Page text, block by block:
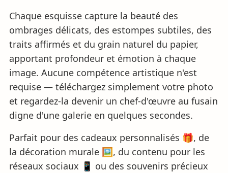
Chaque esquisse capture la beauté des
ombrages délicats, des estompes subtiles, des
traits affirmés et du grain naturel du papier,
apportant profondeur et émotion à chaque
image. Aucune compétence artistique n'est
requise — téléchargez simplement votre photo
et regardez-la devenir un chef-d'œuvre au fusain
digne d'une galerie en quelques secondes.
Parfait pour des cadeaux personnalisés 🎁, de
la décoration murale 🖼️, du contenu pour les
réseaux sociaux 📱 ou des souvenirs précieux